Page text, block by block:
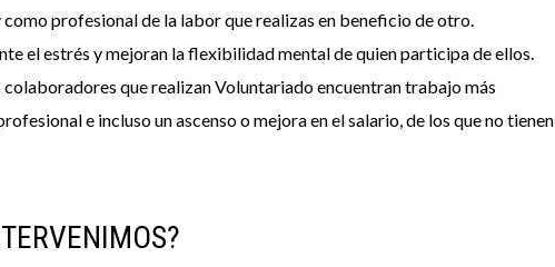
profesional de la labor que realizas en beneficio de otro.
el estrés y mejoran la flexibilidad mental de quien participa de ellos.
que realizan Voluntariado encuentran trabajo más
e incluso un ascenso o mejora en el salario, de los que no tienen